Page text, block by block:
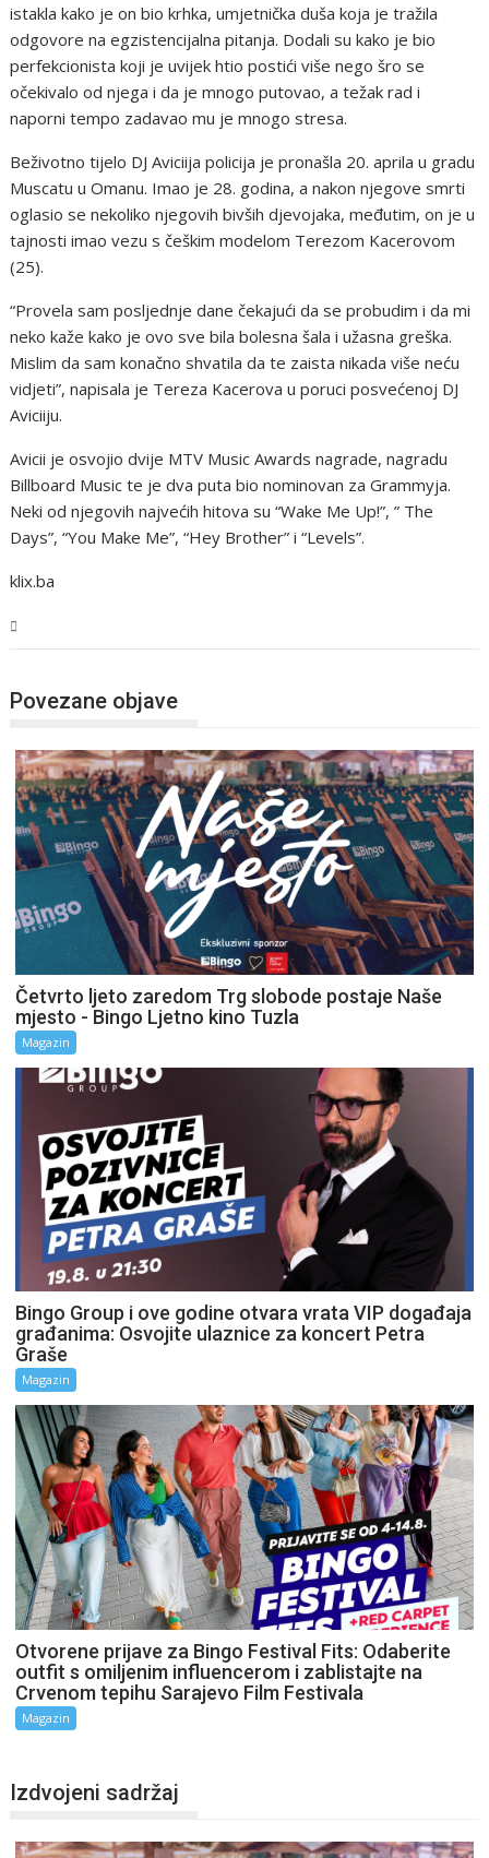
istakla kako je on bio krhka, umjetnička duša koja je tražila
odgovore na egzistencijalna pitanja. Dodali su kako je bio
perfekcionista koji je uvijek htio postići više nego šro se
očekivalo od njega i da je mnogo putovao, a težak rad i
naporni tempo zadavao mu je mnogo stresa.
Beživotno tijelo DJ Aviciija policija je pronašla 20. aprila u gradu
Muscatu u Omanu. Imao je 28. godina, a nakon njegove smrti
oglasio se nekoliko njegovih bivših djevojaka, međutim, on je u
tajnosti imao vezu s češkim modelom Terezom Kacerovom
(25).
“Provela sam posljednje dane čekajući da se probudim i da mi
neko kaže kako je ovo sve bila bolesna šala i užasna greška.
Mislim da sam konačno shvatila da te zaista nikada više neću
vidjeti”, napisala je Tereza Kacerova u poruci posvećenoj DJ
Aviciiju.
Avicii je osvojio dvije MTV Music Awards nagrade, nagradu
Billboard Music te je dva puta bio nominovan za Grammyja.
Neki od njegovih najvećih hitova su “Wake Me Up!”, ” The
Days”, “You Make Me”, “Hey Brother” i “Levels”.
klix.ba
Povezane objave
Četvrto ljeto zaredom Trg slobode postaje Naše
mjesto - Bingo Ljetno kino Tuzla
Magazin
Bingo Group i ove godine otvara vrata VIP događaja
građanima: Osvojite ulaznice za koncert Petra
Graše
Magazin
Otvorene prijave za Bingo Festival Fits: Odaberite
outfit s omiljenim influencerom i zablistajte na
Crvenom tepihu Sarajevo Film Festivala
Magazin
Izdvojeni sadržaj